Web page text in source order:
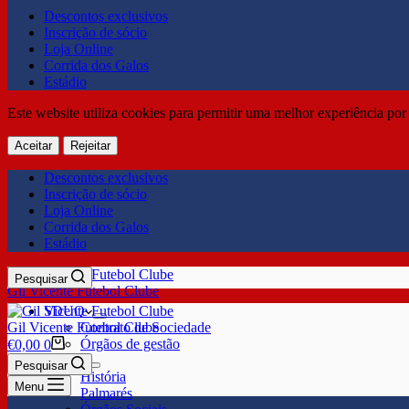
Descontos exclusivos
Inscrição de sócio
Loja Online
Corrida dos Galos
Estádio
Este website utiliza cookies para permitir uma melhor experiência
Aceitar Rejeitar
Descontos exclusivos
Inscrição de sócio
Loja Online
Corrida dos Galos
Estádio
Gil Vicente Futebol Clube
Pesquisar
SDUQ
Contrato de Sociedade
Órgãos de gestão
Clube
História
Palmarés
Gil Vicente Futebol Clube
€0,00 0
Pesquisar
Menu